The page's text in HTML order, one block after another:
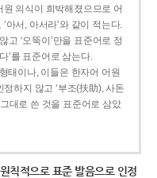
원 의식이 희박해졌으므로 어
아서, 아서라’와 같이 적는다.
고 ‘오뚝이’만을 표준어로 정
’를 표준어로 삼는다.
태이나, 이들은 한자어 어원
하지 않고 ‘부조(扶助), 사돈
대로 쓴 것을 표준어로 삼았
칙적으로 표준 발음으로 인정